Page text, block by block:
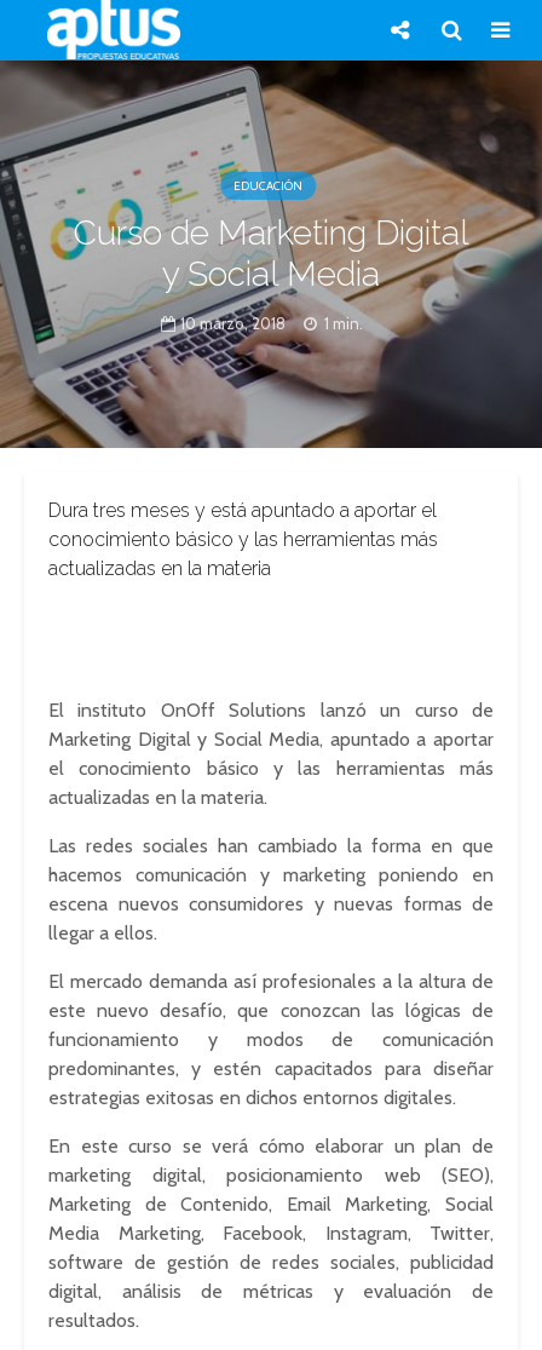
EDUCACIÓN
Curso de Marketing Digital
y Social Media
10 marzo, 2018 1 min.
Dura tres meses y está apuntado a aportar el
conocimiento básico y las herramientas más
actualizadas en la materia
El instituto OnOff Solutions lanzó un curso de
Marketing Digital y Social Media, apuntado a aportar
el conocimiento básico y las herramientas más
actualizadas en la materia.
Las redes sociales han cambiado la forma en que
hacemos comunicación y marketing poniendo en
escena nuevos consumidores y nuevas formas de
llegar a ellos.
El mercado demanda así profesionales a la altura de
este nuevo desafío, que conozcan las lógicas de
funcionamiento y modos de comunicación
predominantes, y estén capacitados para diseñar
estrategias exitosas en dichos entornos digitales.
En este curso se verá cómo elaborar un plan de
marketing digital, posicionamiento web (SEO),
Marketing de Contenido, Email Marketing, Social
Media Marketing, Facebook, Instagram, Twitter,
software de gestión de redes sociales, publicidad
digital, análisis de métricas y evaluación de
resultados.